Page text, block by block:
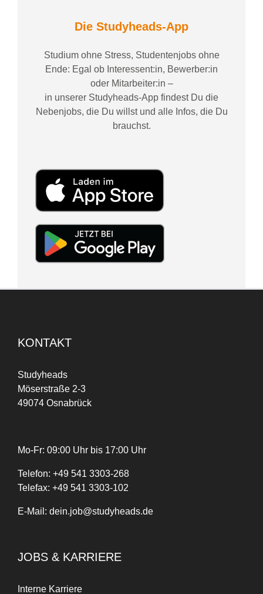
Die Studyheads-App
Studium ohne Stress, Studentenjobs ohne
Ende: Egal ob Interessent:in, Bewerber:in
oder Mitarbeiter:in –
in unserer Studyheads-App findest Du die
Nebenjobs, die Du willst und alle Infos, die Du
brauchst.
KONTAKT
Studyheads
Möserstraße 2-3
49074 Osnabrück
Mo-Fr: 09:00 Uhr bis 17:00 Uhr
Telefon: +49 541 3303-268
Telefax: +49 541 3303-102
E-Mail: dein.job@studyheads.de
JOBS & KARRIERE
Interne Karriere